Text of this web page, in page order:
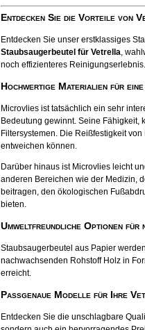
Entdecken Sie die Vorteile von
Entdecken Sie unser erstklassiges
Staubsaugerbeutel für Vetrella,
noch effizienteres Reinigungserlebnis.
Hochwertige Materialien für
Microvlies ist tatsächlich ein sehr
Bedeutung gewinnt. Seine Fähigkeit,
Filtersystemen. Die Reißfestigkeit
entweichen können.
Darüber hinaus ist Microvlies leicht
anderen Bereichen wie der Medizin,
beitragen, den ökologischen
bieten.
Umweltfreundliche Optionen für
Staubsaugerbeutel aus Papier
nachwachsenden Rohstoff Holz in
erreicht.
Passgenaue Modelle für Ihre
Entdecken Sie die unschlagbare